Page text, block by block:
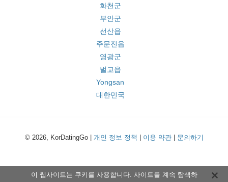
화천군
부안군
선산읍
주문진읍
영광군
벌교읍
Yongsan
대한민국
© 2026, KorDatingGo | 개인 정보 정책 이용 약관| 문의하기
이 웹사이트는 쿠키를 사용합니다. 사이트를 계속 탐색하